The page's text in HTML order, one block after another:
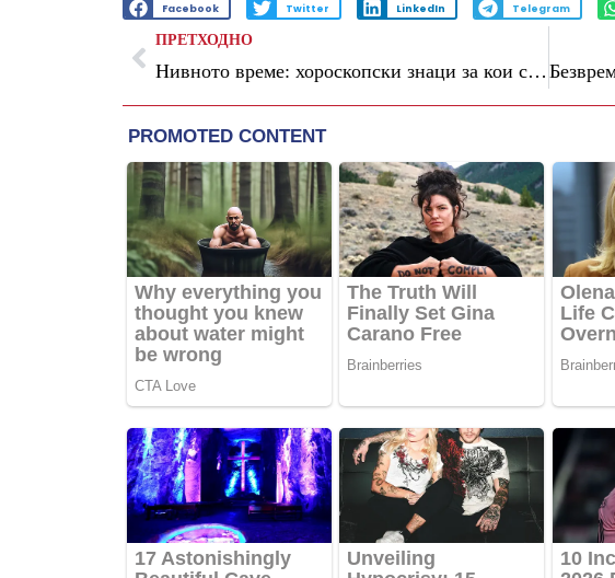
Facebook Twitter LinkedIn Telegram
ПРЕТХОДНО
Нивното време: хороскопски знаци за кои септември ќе донесе финансиски пресврт